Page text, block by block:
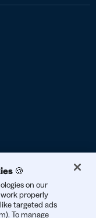
City, Berlin und
🍪
on our
properly
targeted ads
To manage